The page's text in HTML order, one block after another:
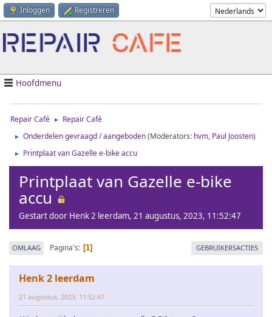
Inloggen Registreren
Hoofdmenu
Repair Café ► Repair Café
► Onderdelen gevraagd / aangeboden(Moderators: hvm, Paul Joosten)
► Printplaat van Gazelle e-bike accu
Printplaat van Gazelle e-bike
accu
Gestart door Henk 2 leerdam, 21 augustus, 2023, 11:52:47
OMLAAG Pagina's 1 GEBRUIKERSACTIES
Henk 2 leerdam
21 augustus, 2023, 11:52:47